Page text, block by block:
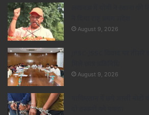
August 9, 2026
August 9, 2026